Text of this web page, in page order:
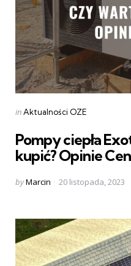
Categories
Posted
inAktualności OZE
Pompy ciepła
kupić? Opinie
Posted
byMarcin 20 listopada, 2023